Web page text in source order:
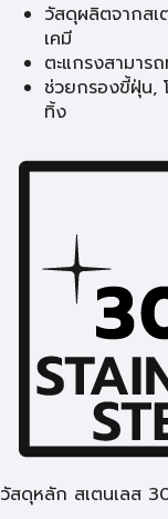
วัสดุผลิตจากสเ
เคมี
ตะแกรงสามาร
ช่วยกรองขี้ฝุ่น,
ทิ้ง
วัสดุหลัก สเตนเลส